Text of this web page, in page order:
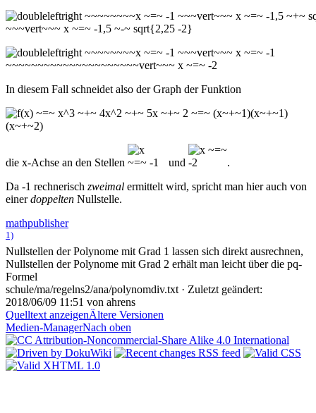
In diesem Fall schneidet also der Graph der Funktion
die x-Achse an den Stellen und
.
Da -1 rechnerisch zweimal ermittelt wird, spricht man hier auch von
einerdoppelten Nullstelle.
mathpublisher
1)
Nullstellen der Polynome mit Grad 1 lassen sich direkt ausrechnen,
Nullstellen der Polynome mit Grad 2 erhält man leicht über die pq-
Formel
schule/ma/regelns2/ana/polynomdiv.txt · Zuletzt geändert:
2018/06/09 11:51 von ahrens
Quelltext anzeigenÄltere Versionen
Medien-ManagerNach oben